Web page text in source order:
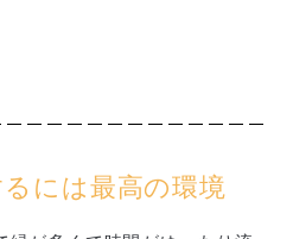
には最高の環境